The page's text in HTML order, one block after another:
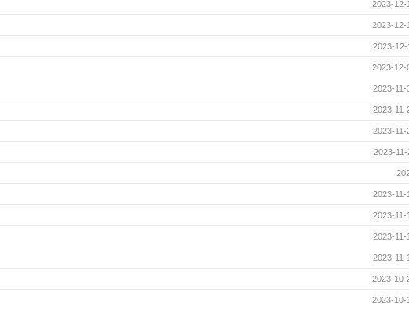
2023-12-
2023-12-
2023-12-
2023-12-
2023-11-
2023-11-
2023-11-
2023-
2023-11-
2023-11-
2023-11-
2023-11-
2023-10-
2023-10-